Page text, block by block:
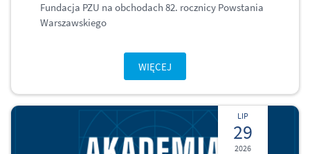
Fundacja PZU na obchodach 82. rocznicy Powstania
Warszawskiego
WIĘCEJ
LIP
29
2026